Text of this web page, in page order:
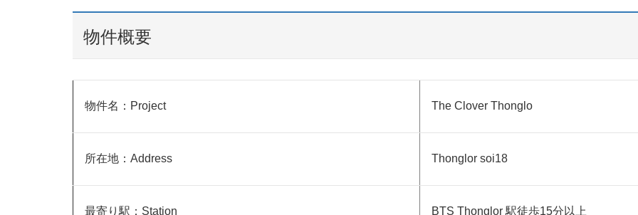
物件概要
物件名：Project The Clover Thonglo
所在地：Address Thonglor soi18
最寄り駅：Station BTS Thonglor 駅徒歩15分以上